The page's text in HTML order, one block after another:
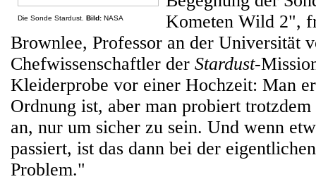
Die Sonde Stardust. Bild: NASA
Kometen Wild 2",
Brownlee, Professor an der Universität
Chefwissenschaftler der Stardust-
Kleiderprobe vor einer Hochzeit: Man
Ordnung ist, aber man probiert
an, nur um sicher zu sein. Und wenn
passiert, ist das dann bei der
Problem."